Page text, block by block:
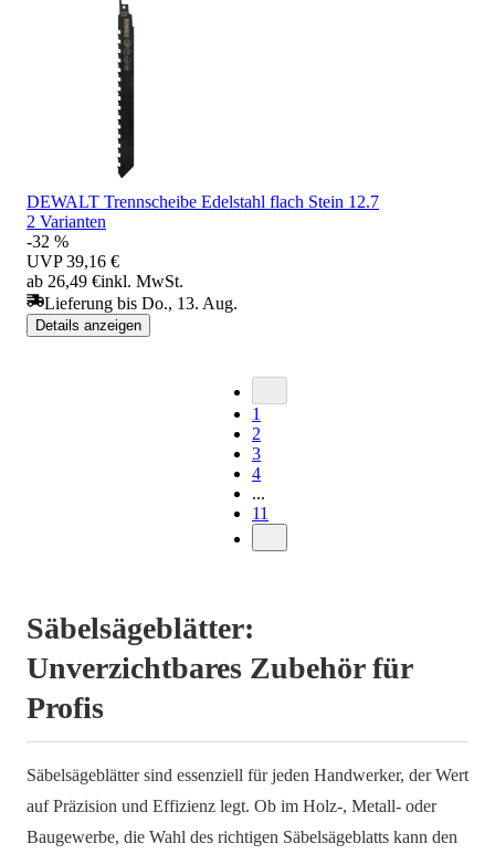
DEWALT Trennscheibe Edelstahl flach Stein 12.7
2 Varianten
-32 %
UVP 39,16 €
ab 26,49 €inkl. MwSt.
Lieferung bis Do., 13. Aug.
Details anzeigen
1
2
3
4
...
11
Säbelsägeblätter:
Unverzichtbares Zubehör für
Profis
Säbelsägeblätter sind essenziell für jeden Handwerker, der Wert
auf Präzision und Effizienz legt. Ob im Holz-, Metall- oder
Baugewerbe, die Wahl des richtigen Säbelsägeblatts kann den